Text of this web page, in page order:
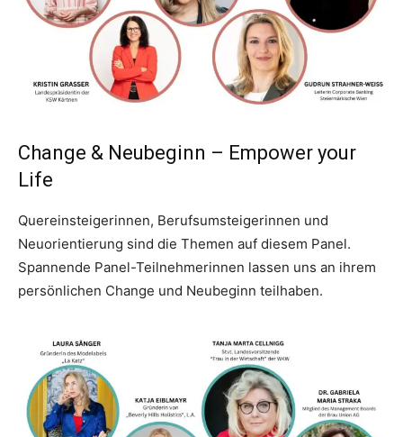
Change & Neubeginn – Empower your
Life
Quereinsteigerinnen, Berufsumsteigerinnen und
Neuorientierung sind die Themen auf diesem Panel.
Spannende Panel-Teilnehmerinnen lassen uns an ihrem
persönlichen Change und Neubeginn teilhaben.